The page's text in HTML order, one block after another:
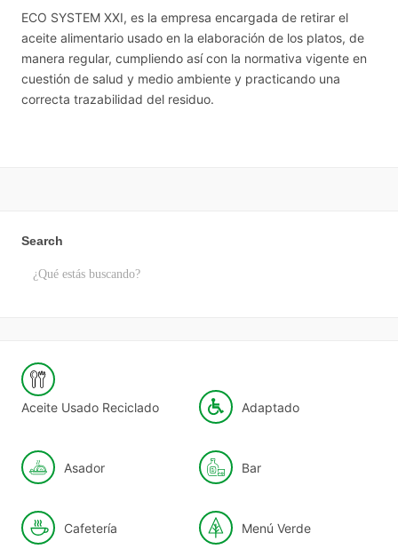
ECO SYSTEM XXI, es la empresa encargada de retirar el
aceite alimentario usado en la elaboración de los platos, de
manera regular, cumpliendo así con la normativa vigente en
cuestión de salud y medio ambiente y practicando una
correcta trazabilidad del residuo.
Search
Aceite Usado Reciclado Adaptado
Asador Bar
Cafetería Menú Verde